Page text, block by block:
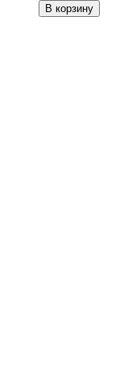
В корзину